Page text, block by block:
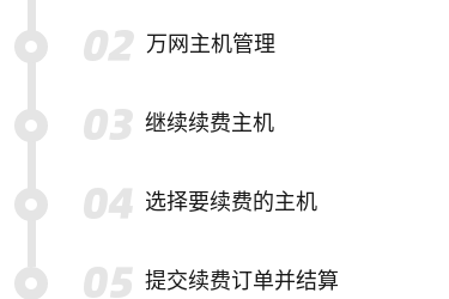
万网主机管理
继续续费主机
选择要续费的主机
提交续费订单并结算